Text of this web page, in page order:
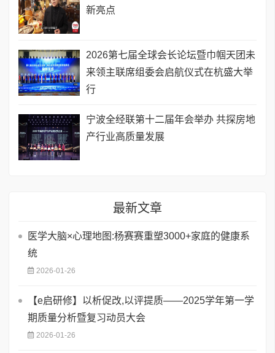
新亮点
2026第七届全球会长论坛暨巾帼天团未
来领主联席组委会启航仪式在杭盛大举
行
宁波全经联第十二届年会举办 共探房地
产行业高质量发展
最新文章
医学大脑×心理地图:杨赛赛重塑3000+家庭的健康系
统
2026-01-26
【e启研修】以析促改,以评提质——2025学年第一学
期质量分析暨复习动员大会
2026-01-26